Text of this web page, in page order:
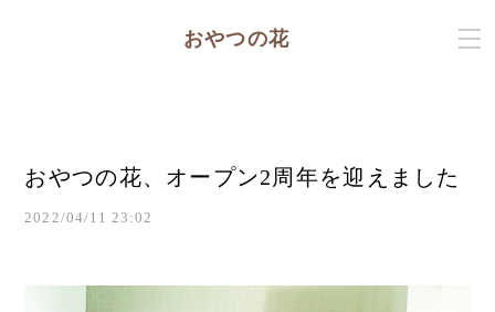
おやつの花
おやつの花、オープン2周年を迎えました
2022/04/11 23:02